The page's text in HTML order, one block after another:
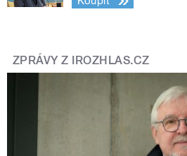
ZPRÁVY Z IROZHLAS.CZ